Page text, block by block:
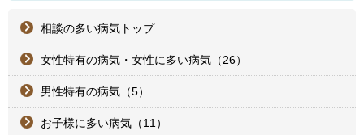
相談の多い病気トップ
女性特有の病気・女性に多い病気（26）
男性特有の病気（5）
お子様に多い病気（11）